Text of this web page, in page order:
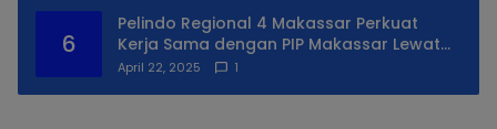
6
Pelindo Regional 4 Makassar Perkuat
Kerja Sama dengan PIP Makassar Lewat
Praktek Lapangan
April 22, 2025 1